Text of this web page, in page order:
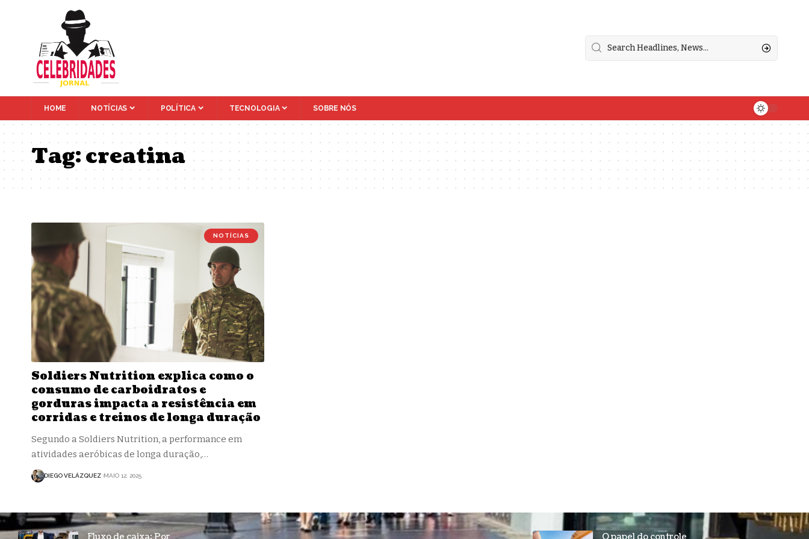
HOME NOTÍCIAS POLÍTICA TECNOLOGIA SOBRE NÓS
Tag:creatina
NOTÍCIAS
Soldiers Nutrition explica como o
consumo de carboidratos e
gorduras impacta a resistência em
corridas e treinos de longa duração
Segundo a Soldiers Nutrition, a performance em
atividades aeróbicas de longa duração,…
DIEGO VELÁZQUEZ MAIO 12, 2025